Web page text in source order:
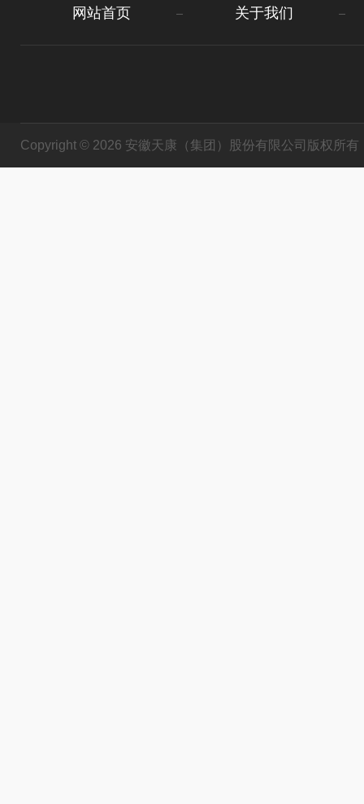
网站首页 关于我们
Copyright © 2026 安徽天康（集团）股份有限公司版权所有